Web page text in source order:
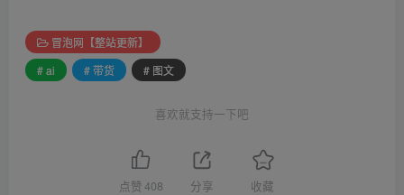
冒泡网【整站更新】
# ai
# 带货 # 图文
喜欢就支持一下吧
点赞408 分享 收藏